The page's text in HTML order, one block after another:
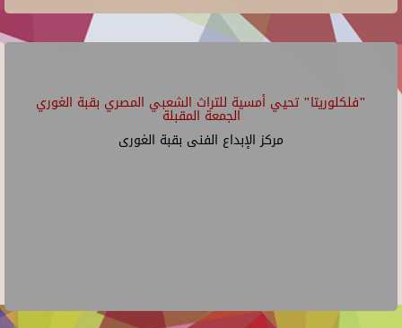
"فلكلوريتا" تحيي أمسية للتراث الشعبي المصري بقبة الغوري
الجمعة المقبلة
مركز الإبداع الفنى بقبة الغورى